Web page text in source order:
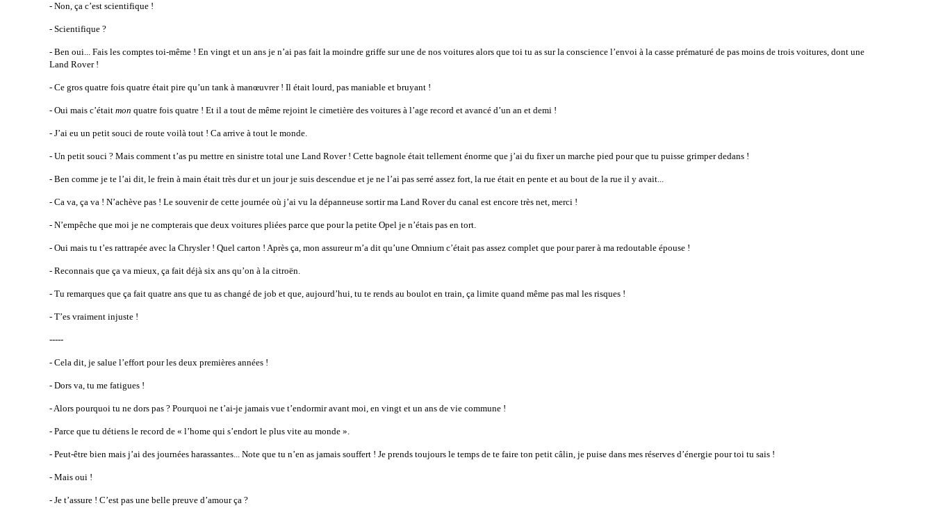
- Non, ça c’est scientifique !
- Scientifique ?
- Ben oui... Fais les comptes toi-même ! En vingt et un ans je n’ai pas fait la moindre griffe sur une de nos voitures alors que toi tu as sur la conscience l’envoi à la casse prématuré de pas moins de trois voitures, dont une
Land Rover !
- Ce gros quatre fois quatre était pire qu’un tank à manœuvrer ! Il était lourd, pas maniable et bruyant !
- Oui mais c’était mon quatre fois quatre ! Et il a tout de même rejoint le cimetière des voitures à l’age record et avancé d’un an et demi !
- J’ai eu un petit souci de route voilà tout ! Ca arrive à tout le monde.
- Un petit souci ? Mais comment t’as pu mettre en sinistre total une Land Rover ! Cette bagnole était tellement énorme que j’ai du fixer un marche pied pour que tu puisse grimper dedans !
- Ben comme je te l’ai dit, le frein à main était très dur et un jour je suis descendue et je ne l’ai pas serré assez fort, la rue était en pente et au bout de la rue il y avait...
- Ca va, ça va ! N’achève pas ! Le souvenir de cette journée où j’ai vu la dépanneuse sortir ma Land Rover du canal est encore très net, merci !
- N’empêche que moi je ne compterais que deux voitures pliées parce que pour la petite Opel je n’étais pas en tort.
- Oui mais tu t’es rattrapée avec la Chrysler ! Quel carton ! Après ça, mon assureur m’a dit qu’une Omnium c’était pas assez complet que pour parer à ma redoutable épouse !
- Reconnais que ça va mieux, ça fait déjà six ans qu’on à la citroën.
- Tu remarques que ça fait quatre ans que tu as changé de job et que, aujourd’hui, tu te rends au boulot en train, ça limite quand même pas mal les risques !
- T’es vraiment injuste !
-----
- Cela dit, je salue l’effort pour les deux premières années !
- Dors va, tu me fatigues !
- Alors pourquoi tu ne dors pas ? Pourquoi ne t’ai-je jamais vue t’endormir avant moi, en vingt et un ans de vie commune !
- Parce que tu détiens le record de « l’home qui s’endort le plus vite au monde ».
- Peut-être bien mais j’ai des journées harassantes... Note que tu n’en as jamais souffert ! Je prends toujours le temps de te faire ton petit câlin, je puise dans mes réserves d’énergie pour toi tu sais !
- Mais oui !
- Je t’assure ! C’est pas une belle preuve d’amour ça ?